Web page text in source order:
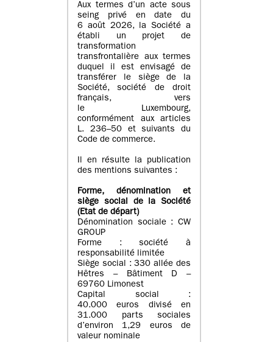
Aux termes d’un acte sous
seing privé en date du
6 août 2026, la Société a
établi un projet de
transformation
transfrontalière aux termes
duquel il est envisagé de
transférer le siège de la
Société, société de droit
français, vers
le Luxembourg,
conformément aux articles
L. 236–50 et suivants du
Code de commerce.
Il en résulte la publication
des mentions suivantes :
Forme, dénomination et
siège social de la Société
(Etatde départ)
Dénomination sociale : CW
GROUP
Forme : société à
responsabilité limitée
Siège social : 330 allée des
Hêtres – Bâtiment D –
69760 Limonest
Capital social :
40.000 euros divisé en
31.000 parts sociales
d’environ 1,29 euros de
valeur nominale